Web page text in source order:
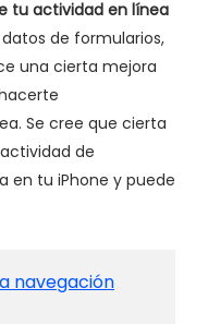
tu actividad en línea
de formularios,
una cierta mejora
Se cree que cierta
de
en tu iPhone y puede
navegación